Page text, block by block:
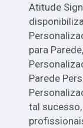
Atitude
para
Parede
tal